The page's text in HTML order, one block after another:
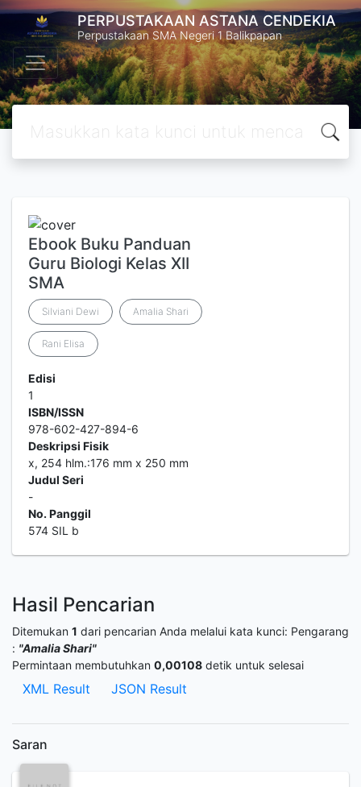
PERPUSTAKAAN ASTANA CENDEKIA
Perpustakaan SMA Negeri 1 Balikpapan
Ebook Buku Panduan
Guru Biologi Kelas XII
SMA
Silviani Dewi Amalia Shari
Rani Elisa
Edisi
1
ISBN/ISSN
978-602-427-894-6
Deskripsi Fisik
x, 254 hlm.:176 mm x 250 mm
Judul Seri
-
No. Panggil
574 SIL b
Hasil Pencarian
Ditemukan 1 dari pencarian Anda melalui kata kunci: Pengarang
: "Amalia Shari"
Permintaan membutuhkan 0,00108 detik untuk selesai
XML Result JSON Result
Saran